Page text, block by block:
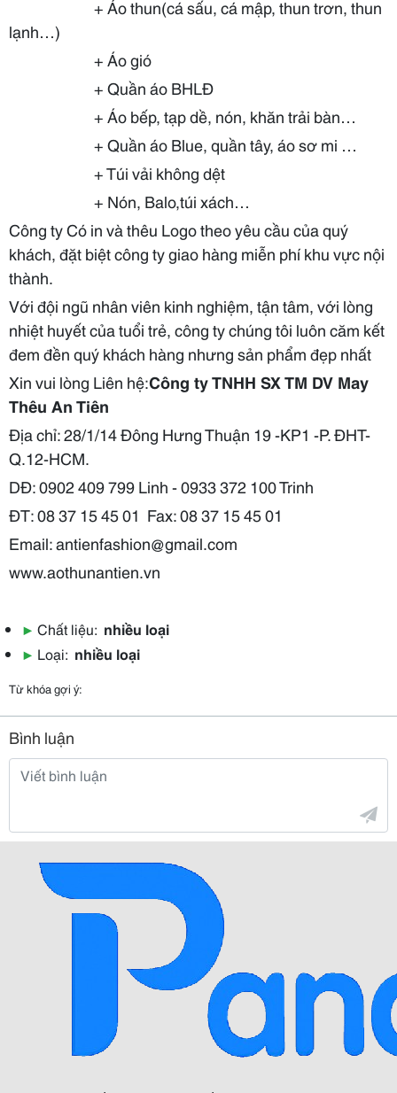
+ Áo thun(cá sấu, cá mập, thun trơn, thun
lạnh…)
+ Áo gió
+ Quần áo BHLĐ
+ Áo bếp, tạp dề, nón, khăn trải bàn…
+ Quần áo Blue, quần tây, áo sơ mi …
+ Túi vải không dệt
+ Nón, Balo,túi xách…
Công ty Có in và thêu Logo theo yêu cầu của quý
khách, đặt biệt công ty giao hàng miễn phí khu vực nội
thành.
Với đội ngũ nhân viên kinh nghiệm, tận tâm, với lòng
nhiệt huyết của tuổi trẻ, công ty chúng tôi luôn căm kết
đem đền quý khách hàng nhưng sản phẩm đẹp nhất
Xin vui lòng Liên hệ:Công ty TNHH SX TM DV May
Thêu An Tiên
Địa chỉ: 28/1/14 Đông Hưng Thuận 19 -KP1 -P. ĐHT-
Q.12-HCM.
DĐ: 0902 409 799 Linh - 0933 372 100 Trinh
ĐT: 08 37 15 45 01 Fax: 08 37 15 45 01
Email: antienfashion@gmail.com
www.aothunantien.vn
▶ Chất liệu: nhiều loại
▶ Loại: nhiều loại
Từ khóa gợi ý:
Bình luận